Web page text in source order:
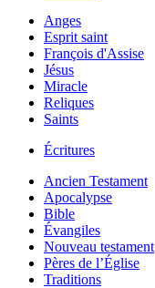
Anges
Esprit saint
François d'Assise
Jésus
Miracle
Reliques
Saints
Écritures
Ancien Testament
Apocalypse
Bible
Évangiles
Nouveau testament
Pères de l’Église
Traditions